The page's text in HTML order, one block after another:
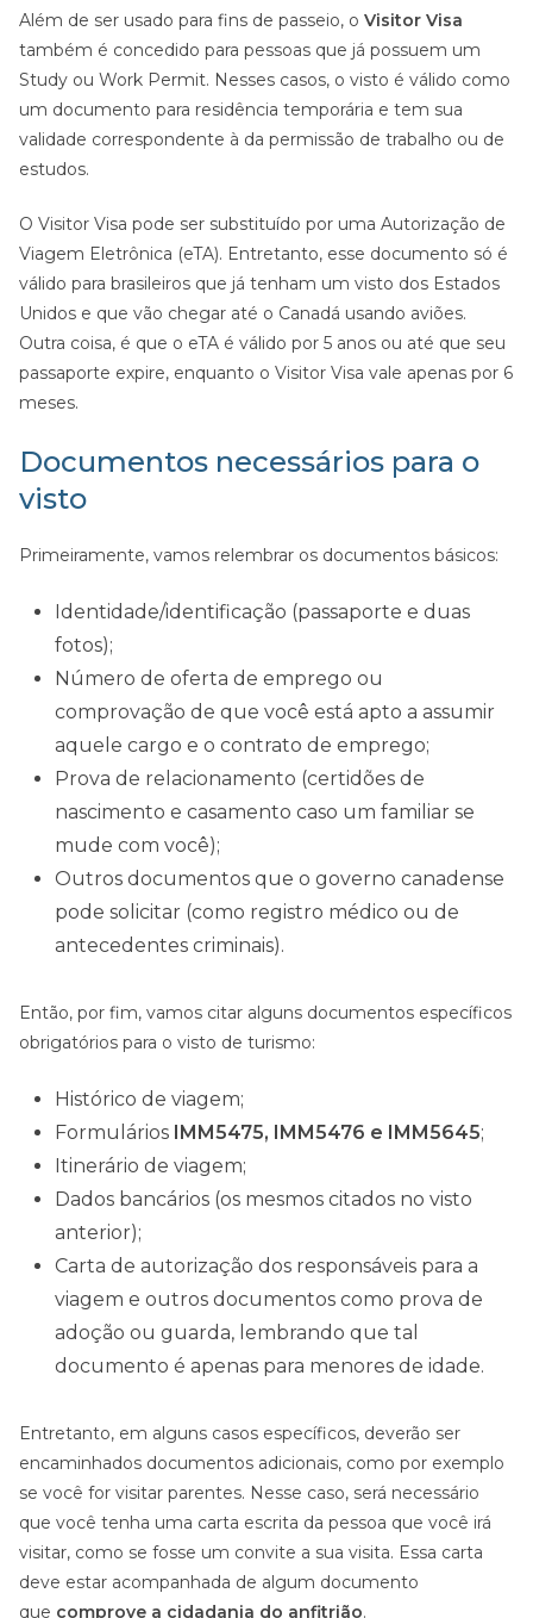
Além de ser usado para fins de passeio, o Visitor Visa
também é concedido para pessoas que já possuem um
Study ou Work Permit. Nesses casos, o visto é válido como
um documento para residência temporária e tem sua
validade correspondente à da permissão de trabalho ou de
estudos.
O Visitor Visa pode ser substituído por uma Autorização de
Viagem Eletrônica (eTA). Entretanto, esse documento só é
válido para brasileiros que já tenham um visto dos Estados
Unidos e que vão chegar até o Canadá usando aviões.
Outra coisa, é que o eTA é válido por 5 anos ou até que seu
passaporte expire, enquanto o Visitor Visa vale apenas por 6
meses.
Documentos necessários para o
visto
Primeiramente, vamos relembrar os documentos básicos:
Identidade/identificação (passaporte e duas
fotos);
Número de oferta de emprego ou
comprovação de que você está apto a assumir
aquele cargo e o contrato de emprego;
Prova de relacionamento (certidões de
nascimento e casamento caso um familiar se
mude com você);
Outros documentos que o governo canadense
pode solicitar (como registro médico ou de
antecedentes criminais).
Então, por fim, vamos citar alguns documentos específicos
obrigatórios para o visto de turismo:
Histórico de viagem;
Formulários
IMM5475, IMM5476 e IMM5645;
Itinerário de viagem;
Dados bancários (os mesmos citados no visto
anterior);
Carta de autorização dos responsáveis para a
viagem e outros documentos como prova de
adoção ou guarda, lembrando que tal
documento é apenas para menores de idade.
Entretanto, em alguns casos específicos, deverão ser
encaminhados documentos adicionais, como por exemplo
se você for visitar parentes. Nesse caso, será necessário
que você tenha uma carta escrita da pessoa que você irá
visitar, como se fosse um convite a sua visita. Essa carta
deve estar acompanhada de algum documento
que comprove a cidadania do anfitrião.